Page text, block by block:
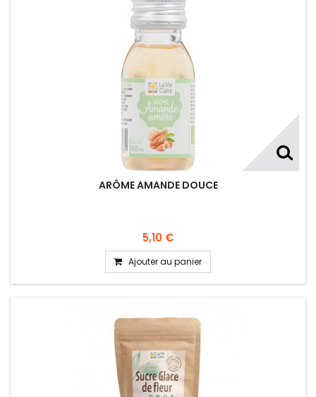
ARÔME AMANDE DOUCE
5,10 €
Ajouter au panier